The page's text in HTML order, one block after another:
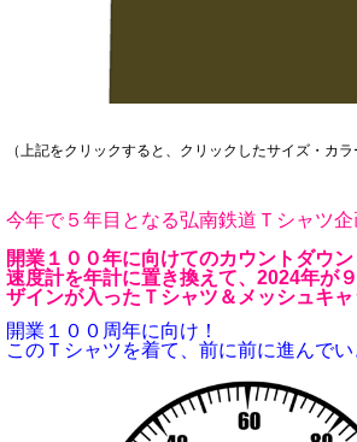
（上記をクリックすると、クリックしたサイズ・カラ
今年で５年目となる弘南鉄道Ｔシャツ企
開業１００年に向けてのカウントダウン
速度計を年計に置き換えて、2024年が
ザインが入ったＴシャツ＆メッシュキ
開業１００周年に向け！
このＴシャツを着て、前に前に進んでい